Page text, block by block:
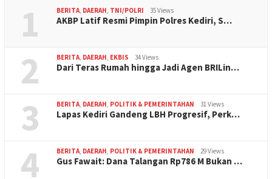
1 BERITA, DAERAH, TNI/POLRI 35 Views
AKBP Latif Resmi Pimpin Polres Kediri, S…
2 BERITA, DAERAH, EKBIS 34 Views
Dari Teras Rumah hingga Jadi Agen BRILin…
3 BERITA, DAERAH, POLITIK & PEMERINTAHAN 31 Views
Lapas Kediri Gandeng LBH Progresif, Perk…
4 BERITA, DAERAH, POLITIK & PEMERINTAHAN 29 Views
Gus Fawait: Dana Talangan Rp786 M Bukan …